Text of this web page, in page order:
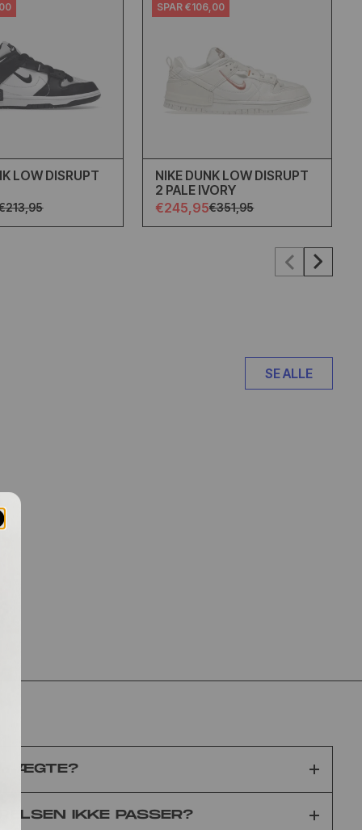
LOW DISRUPT
SPAR €106,00
NIKE DUNK LOW DISRUPT
2 PALE IVORY
€245,95€351,95
SE ALLE
ÆGTE?
IKKE PASSER?